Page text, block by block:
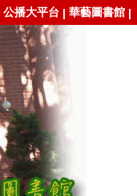
公播大平台 | 華藝圖書館|